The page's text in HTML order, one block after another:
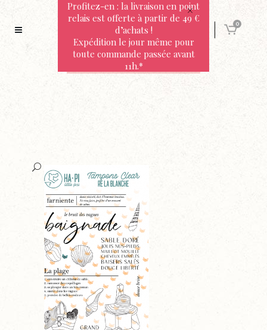
0
Profitez-en : la livraison en point
relais est offerte à partir de 49 €
d’achats !
Expédition le jour même pour
toute commande passée avant
11h.*